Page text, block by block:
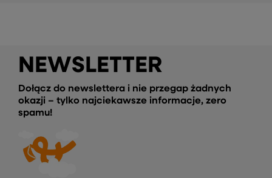
NEWSLETTER
Dołącz do newslettera i nie przegap żadnych
okazji – tylko najciekawsze informacje, zero
spamu!